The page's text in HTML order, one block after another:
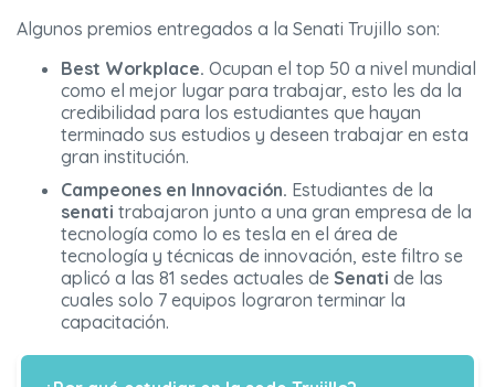
Algunos premios entregados a la Senati Trujillo son:
Best Workplace. Ocupan el top 50 a nivel mundial
como el mejor lugar para trabajar, esto les da la
credibilidad para los estudiantes que hayan
terminado sus estudios y deseen trabajar en esta
gran institución.
Campeones en Innovación. Estudiantes de la
senati trabajaron junto a una gran empresa de la
tecnología como lo es tesla en el área de
tecnología y técnicas de innovación, este filtro se
aplicó a las 81 sedes actuales de Senati de las
cuales solo 7 equipos lograron terminar la
capacitación.